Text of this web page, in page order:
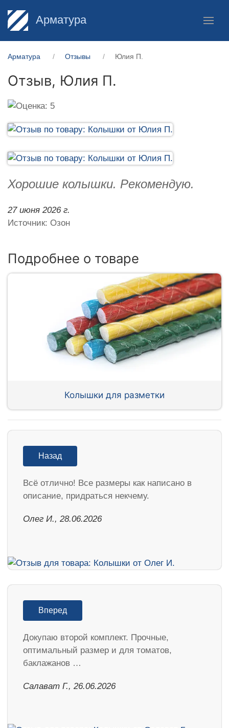
Арматура
Арматура Отзывы Юлия П.
Отзыв, Юлия П.
Хорошие колышки. Рекомендую.
27 июня 2026 г.
Источник: Озон
Подробнее о товаре
Колышки для разметки
Назад
Всё отлично! Все размеры как написано в
описание, придраться некчему.
Олег И., 28.06.2026
Вперед
Докупаю второй комплект. Прочные,
оптимальный размер и для томатов,
баклажанов …
Салават Г., 26.06.2026